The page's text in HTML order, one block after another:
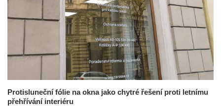
Protisluneční fólie na okna jako chytré řešení proti letnímu
přehřívání interiéru